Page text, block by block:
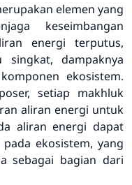
elemen yang
keseimbangan
energi terputus,
dampaknya
ekosistem.
setiap makhluk
aliran energi untuk
aliran energi dapat
ekosistem, yang
sebagai bagian dari